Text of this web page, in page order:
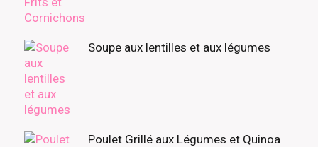
Soupe aux lentilles et aux légumes
Poulet Grillé aux Légumes et Quinoa